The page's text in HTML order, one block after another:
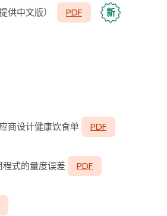
供中文版） PDF 新
商设计健康饮食单 PDF
程式的量度误差 PDF